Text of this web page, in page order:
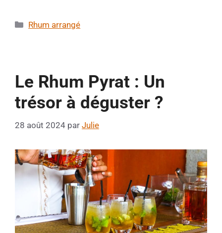
Catégories
Rhum arrangé
Le Rhum Pyrat : Un
trésor à déguster ?
28 août 2024 par Julie